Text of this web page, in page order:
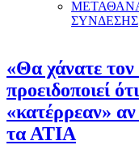
ΣΥΝΔΕΣΗΣ
«Θα χάνατε
προειδοποιεί
«κατέρρεαν»
τα ΑΤΙΑ